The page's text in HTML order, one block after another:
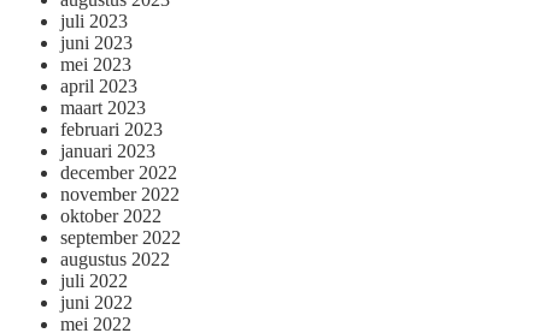
juli 2023
juni 2023
mei 2023
april 2023
maart 2023
februari 2023
januari 2023
december 2022
november 2022
oktober 2022
september 2022
augustus 2022
juli 2022
juni 2022
mei 2022